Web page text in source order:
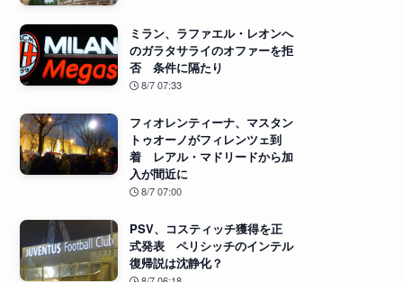
ミラン、ラファエル・レオンへ
のガラタサライのオファーを拒
否 条件に隔たり
8/7 07:33
フィオレンティーナ、マスタン
トゥオーノがフィレンツェ到
着 レアル・マドリードから加
入が間近に
8/7 07:00
PSV、コスティッチ獲得を正
式発表 ペリシッチのインテル
復帰説は沈静化？